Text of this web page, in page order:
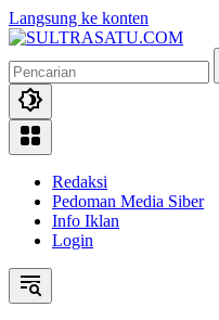
Langsung ke konten
Redaksi
Pedoman Media Siber
Info Iklan
Login